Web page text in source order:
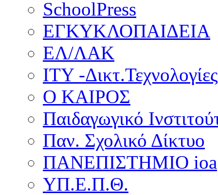
SchoolPress
ΕΓΚΥΚΛΟΠΑΙΔΕΙΑ
ΕΛ/ΛΑΚ
ΙΤΥ -Δικτ.Τεχνολογίες
Ο ΚΑΙΡΟΣ
Παιδαγωγικό
Παν. Σχολικό Δίκτυο
ΠΑΝΕΠΙΣΤΗΜΙΟ ioa
ΥΠ.Ε.Π.Θ.